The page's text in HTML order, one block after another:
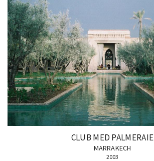
CLUB MED PALMERAIE
MARRAKECH
2003